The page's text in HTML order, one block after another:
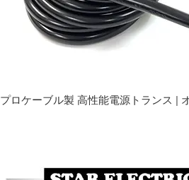
プロケーブル製 高性能電源トランス |